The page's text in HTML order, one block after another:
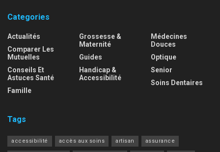
Categories
Actualités
Comparer Les
Mutuelles
Conseils Et
Astuces Santé
Famille
Grossesse &
Maternité
Guides
Handicap &
Accessibilité
Médecines
Douces
Optique
Senior
Soins Dentaires
Tags
accessibilité accès aux soins artisan assurance